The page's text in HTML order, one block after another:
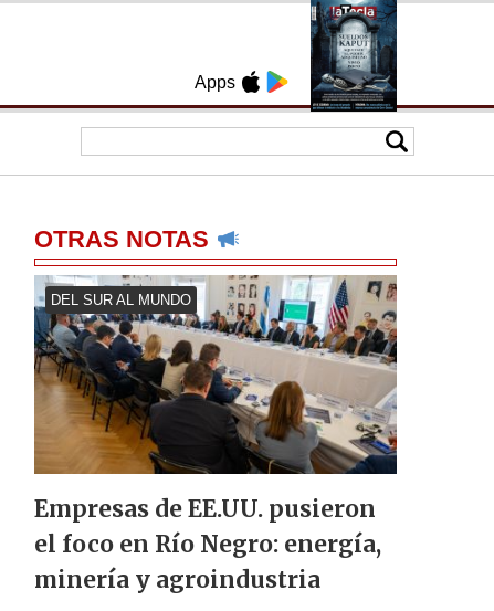
Apps
OTRAS NOTAS
DEL SUR AL MUNDO
Empresas de EE.UU. pusieron
el foco en Río Negro: energía,
minería y agroindustria